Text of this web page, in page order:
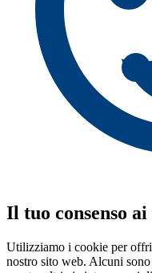
Il tuo consenso ai
Utilizziamo i cookie per
nostro sito web. Alcuni